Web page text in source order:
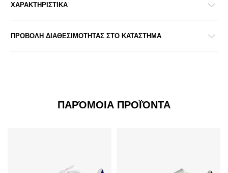
ΧΑΡΑΚΤΗΡΙΣΤΙΚΑ
ΠΡΟΒΟΛΗ ΔΙΑΘΕΣΙΜΟΤΗΤΑΣ ΣΤΟ ΚΑΤΑΣΤΗΜΑ
ΠΑΡΌΜΟΙΑ ΠΡΟΪΌΝΤΑ